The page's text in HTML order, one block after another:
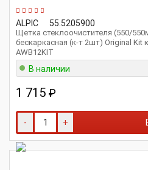
ALPIC 55.5205900
Щетка стеклоочистителя (550/
бескаркасная (к-т 2шт) Original Kit
AWB12KIT
В наличии
1 715 ₽
- +